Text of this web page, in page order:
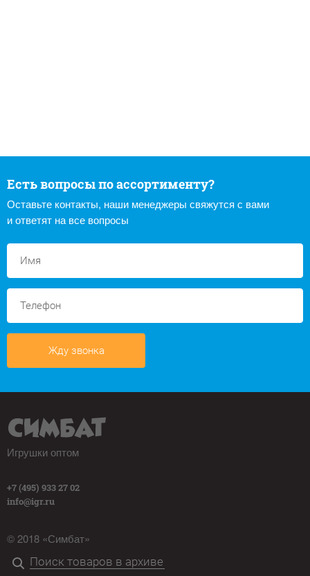
Есть вопросы по ассортименту?
Оставьте контакты, наши менеджеры свяжутся с вами
и ответят на все вопросы
Жду звонка
Игрушки оптом
+7 (495) 933 27 02
info@igr.ru
© 2018 «Симбат»